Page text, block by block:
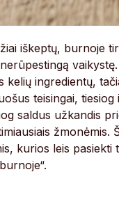
iškeptų, burnoje
kelių ingredientų,
teisingai,
saldus užkandis
kurios leis